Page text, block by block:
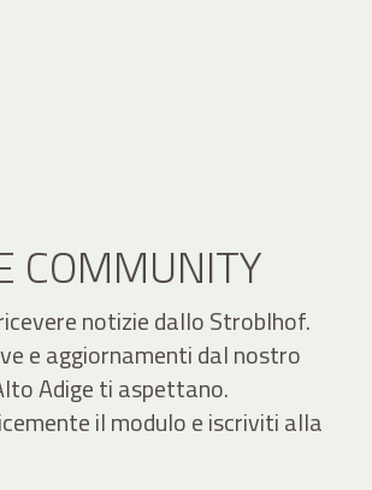
COMMUNITY
notizie dallo Stroblhof.
e aggiornamenti dal nostro
Adige ti aspettano.
il modulo e iscriviti alla